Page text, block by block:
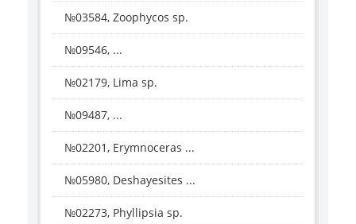
№03584, Zoophycos sp.
№09546, ...
№02179, Lima sp.
№09487, ...
№02201, Erymnoceras ...
№05980, Deshayesites ...
№02273, Phyllipsia sp.